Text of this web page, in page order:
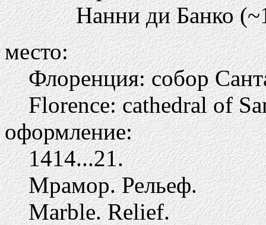
Нанни ди Банко
место:
Флоренция: собор
Florence: cathedral of
оформление:
1414...21.
Мрамор. Рельеф.
Marble. Relief.